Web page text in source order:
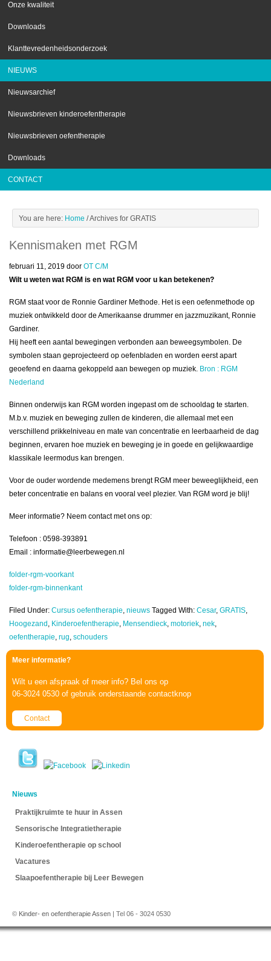
Onze kwaliteit
Downloads
Klanttevredenheidsonderzoek
NIEUWS
Nieuwsarchief
Nieuwsbrieven kinderoefentherapie
Nieuwsbrieven oefentherapie
Downloads
CONTACT
You are here: Home /Archives for GRATIS
Kennismaken met RGM
februari 11, 2019 door OT C/M
Wilt u weten wat RGM is en wat RGM voor u kan betekenen?
RGM staat voor de Ronnie Gardiner Methode. Het is een oefenmethode op
muziek ontwikkeld door de Amerikaanse drummer en jazzmuzikant, Ronnie
Gardiner.
Hij heeft een aantal bewegingen verbonden aan beweegsymbolen. De
symbolen staan geprojecteerd op oefenbladen en worden eerst apart
geoefend en daarna gekoppeld aan bewegen op muziek. Bron : RGM
Nederland
Binnen onderwijs kan RGM worden ingepast om de schooldag te starten.
M.b.v. muziek en beweging zullen de kinderen, die allemaal met een
verschillend prikkelniveau en mate van concentratie en leerbaarheid de dag
beginnen, ervaren hoe muziek en beweging je in goede en gelijkwaardige
klassikale leermodus kan brengen.
Voor de ouder wordende medemens brengt RGM meer beweeglijkheid, een
beter concentratie en balans en vooral veel plezier. Van RGM word je blij!
Meer informatie? Neem contact met ons op:
Telefoon : 0598-393891
Email : informatie@leerbewegen.nl
folder-rgm-voorkant
folder-rgm-binnenkant
Filed Under: Cursus oefentherapie, nieuws Tagged With: Cesar, GRATIS,
Hoogezand , Kinderoefentherapie, Mensendieck, motoriek, nek,
oefentherapie, rug, schouders
Meer informatie?
Wilt u een afspraak of meer info? Bel ons op
06-3024 0530 of gebruik onderstaande contactknop
Contact
Nieuws
Praktijkruimte te huur in Assen
Sensorische Integratietherapie
Kinderoefentherapie op school
Vacatures
Slaapoefentherapie bij Leer Bewegen
© Kinder- en oefentherapie Assen | Tel 06 - 3024 0530